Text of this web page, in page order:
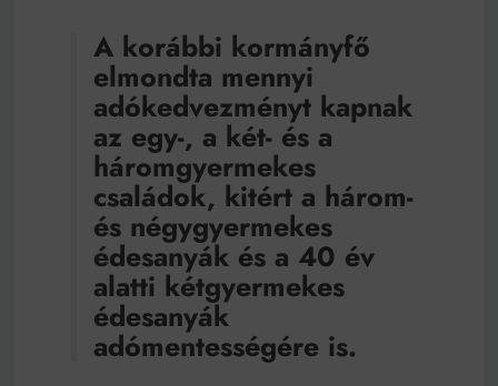
A korábbi kormányfő
elmondta mennyi
adókedvezményt kapnak
az egy-, a két- és a
háromgyermekes
családok, kitért a három-
és négygyermekes
édesanyák és a 40 év
alatti kétgyermekes
édesanyák
adómentességére is.